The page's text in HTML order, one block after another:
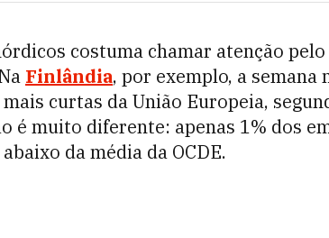
costuma chamar atenção
Finlândia, por exemplo, a semana
curtas da União Europeia,
é muito diferente: apenas 1% dos
da média da OCDE.